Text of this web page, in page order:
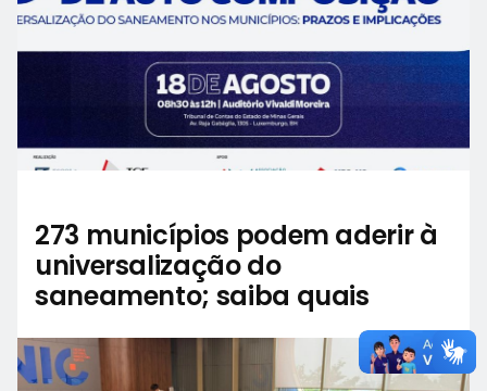
273 municípios podem aderir à
universalização do
saneamento; saiba quais